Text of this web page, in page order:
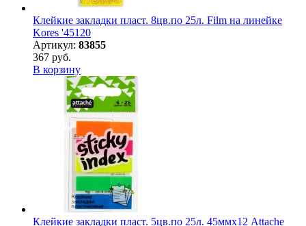
Клейкие закладки пласт. 8цв.по 25л. Film на линейке
Kores '45120
Артикул: 83855
367 руб.
В корзину
Клейкие закладки пласт. 5цв.по 25л. 45ммх12 Attache